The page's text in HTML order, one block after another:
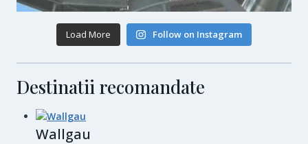
Load More Follow on Instagram
Destinatii recomandate
Wallgau